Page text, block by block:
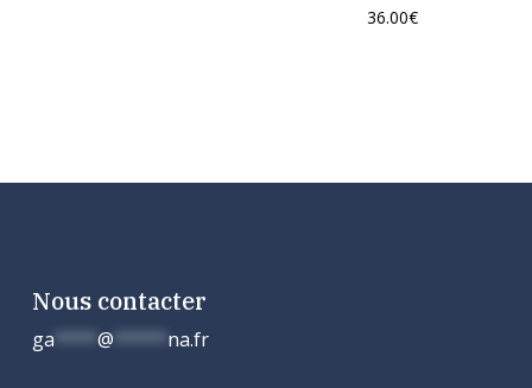
36.00€
Nous contacter
ga **** @ ***** na.fr